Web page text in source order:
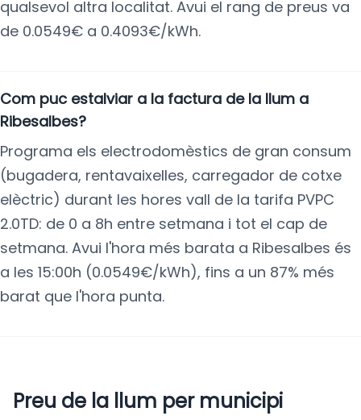
qualsevol altra localitat. Avui el rang de preus va
de 0.0549€ a 0.4093€/kWh.
Com puc estalviar a la factura de la llum a
Ribesalbes?
Programa els electrodomèstics de gran consum
(bugadera, rentavaixelles, carregador de cotxe
elèctric) durant les hores vall de la tarifa PVPC
2.0TD: de 0 a 8h entre setmana i tot el cap de
setmana. Avui l'hora més barata a Ribesalbes és
a les 15:00h (0.0549€/kWh), fins a un 87% més
barat que l'hora punta.
Preu de la llum per municipi